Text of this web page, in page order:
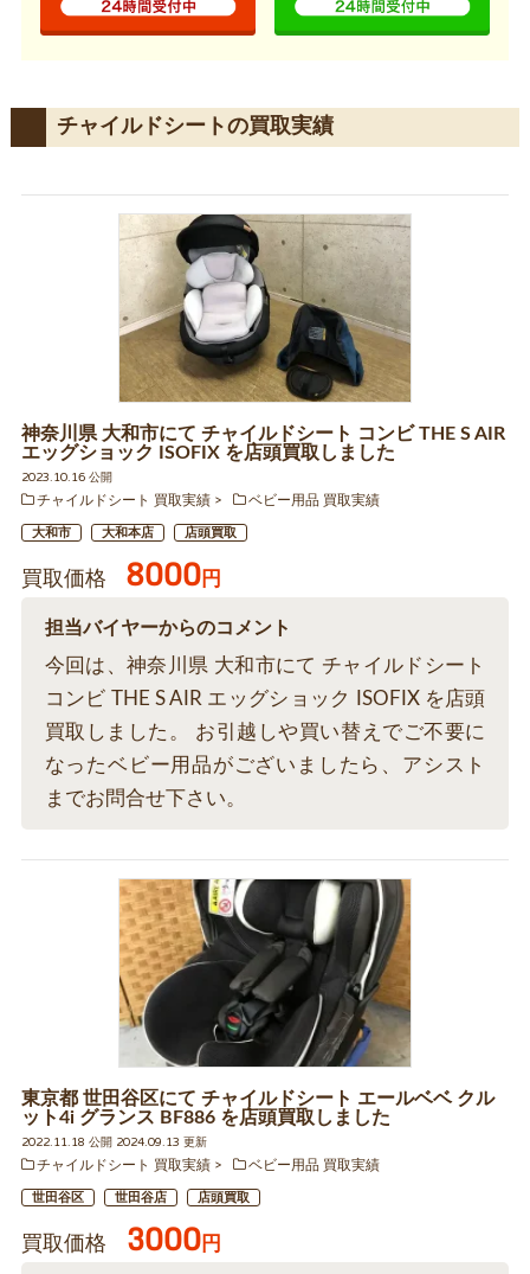
チャイルドシートの買取実績
神奈川県 大和市にて チャイルドシート コンビ THE S AIR
エッグショック ISOFIX を店頭買取しました
2023.10.16 公開
チャイルドシート 買取実績
ベビー用品 買取実績
大和市 大和本店 店頭買取
買取価格 8000円
担当バイヤーからのコメント
今回は、神奈川県 大和市にて チャイルドシート
コンビ THE S AIR エッグショック ISOFIX を店頭
買取しました。 お引越しや買い替えでご不要に
なったベビー用品がございましたら、アシスト
までお問合せ下さい。
東京都 世田谷区にて チャイルドシート エールベベ クル
ット4i グランス BF886 を店頭買取しました
2022.11.18 公開 2024.09.13 更新
チャイルドシート 買取実績
ベビー用品 買取実績
世田谷区 世田谷店 店頭買取
買取価格 3000円